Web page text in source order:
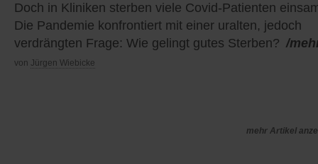
Doch in Kliniken sterben viele Covid-Patienten
Die Pandemie konfrontiert mit einer uralten, jedoch
verdrängten Frage: Wie gelingt gutes Sterben? /
von Jürgen Wiebicke
mehr Artikel